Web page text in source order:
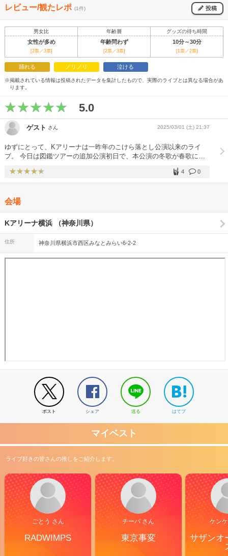
レビュー/観たレポ (1件) 投稿
男女比 年齢層 グッズの待ち時間
女性が多め 年齢問わず 10分～30分
[2票／3票] [2票／3票] [1票／2票]
踊れる ノリノリ 泣ける
※掲載されている情報は投稿されたデータを集計したもので、実際のライブとは異なる場合があ
ります。
5.0
ゲスト さん 2025/03/01 (土) 21:37
ゆずにとって、Kアリーナは一昨年のこけら落とし公演以来のライ
ブ。 今日は図鑑ツアーの追加公演初日で、本公演の冬歌が春歌に変
なった最高のライブでした！
0
4
会場
Kアリーナ横浜 （神奈川県）
住所 神奈川県横浜市西区みなとみらい6-2-2
ポスト シェア 送る はてブ
マイベスト
ライブ好きの皆さんの推しをご紹介します。
ごとう さん
RADWIMPS
チーバ さん
東京事変
ケン
サザンオ